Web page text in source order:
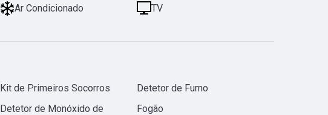
Ar Condicionado TV
Kit de Primeiros Socorros
Detetor de Fumo
Detetor de Monóxido de
Fogão